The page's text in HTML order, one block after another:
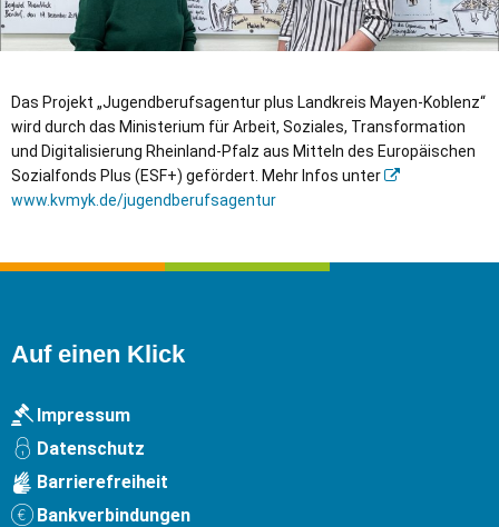
Das Projekt „Jugendberufsagentur plus Landkreis Mayen-Koblenz“
wird durch das Ministerium für Arbeit, Soziales, Transformation
und Digitalisierung Rheinland-Pfalz aus Mitteln des Europäischen
Sozialfonds Plus (ESF+) gefördert. Mehr Infos unter
www.kvmyk.de/jugendberufsagentur
Auf einen Klick
Impressum
Datenschutz
Barrierefreiheit
Bankverbindungen